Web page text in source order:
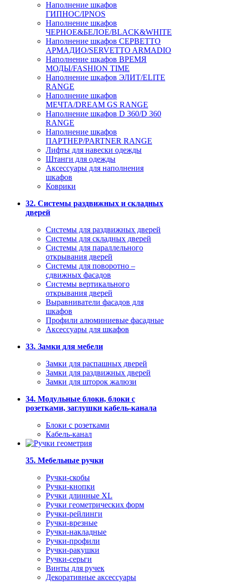
Наполнение шкафов
ГИПНОС/IPNOS
Наполнение шкафов
ЧЕРНОЕ&БЕЛОЕ/BLACK&WHITE
Наполнение шкафов СЕРВЕТТО
АРМАДИО/SERVETTO ARMADIO
Наполнение шкафов ВРЕМЯ
МОДЫ/FASHION TIME
Наполнение шкафов ЭЛИТ/ELITE
RANGE
Наполнение шкафов
МЕЧТА/DREAM GS RANGE
Наполнение шкафов D 360/D 360
RANGE
Наполнение шкафов
ПАРТНЕР/PARTNER RANGE
Лифты для навески одежды
Штанги для одежды
Аксессуары для наполнения
шкафов
Коврики
32. Системы раздвижных и складных
дверей
Системы для раздвижных дверей
Системы для складных дверей
Системы для параллельного
открывания дверей
Системы для поворотно –
сдвижных фасадов
Системы вертикального
открывания дверей
Выравниватели фасадов для
шкафов
Профили алюминиевые фасадные
Аксессуары для шкафов
33. Замки для мебели
Замки для распашных дверей
Замки для раздвижных дверей
Замки для шторок жалюзи
34. Модульные блоки, блоки с
розетками, заглушки кабель-канала
Блоки с розетками
Кабель-канал
35. Мебельные ручки
Ручки-скобы
Ручки-кнопки
Ручки длинные XL
Ручки геометрических форм
Ручки-рейлинги
Ручки-врезные
Ручки-накладные
Ручки-профили
Ручки-ракушки
Ручки-серьги
Винты для ручек
Декоративные аксессуары